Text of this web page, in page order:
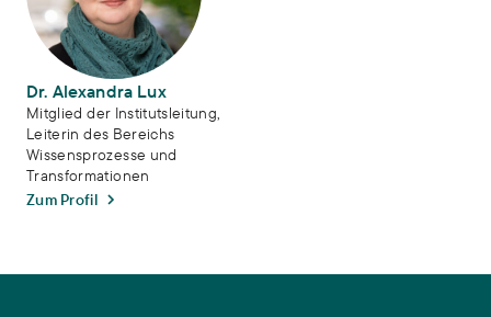
Dr. Alexandra Lux
Mitglied der Institutsleitung,
Leiterin des Bereichs
Wissensprozesse und
Transformationen
Zum Profil